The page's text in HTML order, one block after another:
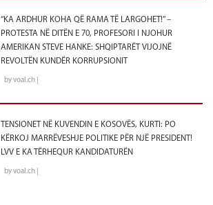
“KA ARDHUR KOHA QË RAMA TË LARGOHET!” –
PROTESTA NË DITËN E 70, PROFESORI I NJOHUR
AMERIKAN STEVE HANKE: SHQIPTARËT VIJOJNË
REVOLTËN KUNDËR KORRUPSIONIT
by voal.ch |
TENSIONET NË KUVENDIN E KOSOVËS, KURTI: PO
KËRKOJ MARRËVESHJE POLITIKE PËR NJË PRESIDENT!
LVV E KA TËRHEQUR KANDIDATURËN
by voal.ch |